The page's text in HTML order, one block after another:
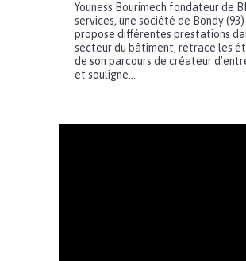
Youness Bourimech fondateur de
services, une société de Bondy (93)
propose différentes prestations
secteur du bâtiment, retrace les
de son parcours de créateur
et souligne...